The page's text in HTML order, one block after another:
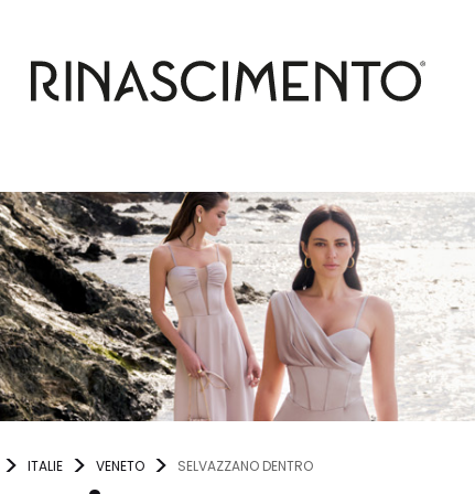
ITALIE VENETO SELVAZZANO DENTRO